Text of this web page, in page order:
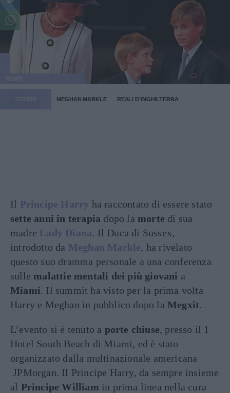
MEGHAN MARKLE REALI D'INGHILTERRA
Il Principe Harry ha raccontato di essere stato
sette anni in terapia dopo la morte di sua
madre Lady Diana. Il Duca di Sussex,
introdotto da Meghan Markle, ha rivelato
questo suo dramma personale a una conferenza
sulle malattie mentali dei più giovani a
Miami. Il summit ha visto per la prima volta
Harry e Meghan in pubblico dopo laMegxit.
L’evento si è tenuto a porte chiuse, presso il 1
Hotel South Beach di Miami, ed è stato
organizzato dalla multinazionale americana
JPMorgan. Il Principe Harry, da sempre insieme
al Principe William in prima linea nella cura